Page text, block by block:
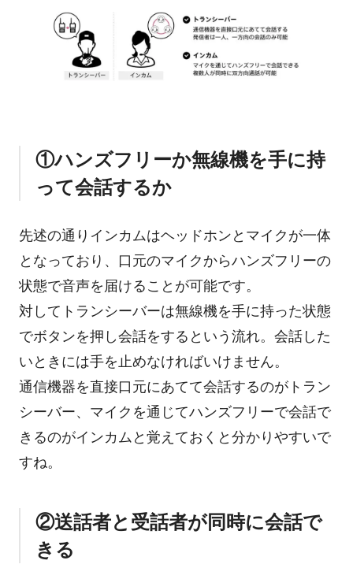
①ハンズフリーか無線機を手に持
って会話するか
先述の通りインカムはヘッドホンとマイクが一体
となっており、口元のマイクからハンズフリーの
状態で音声を届けることが可能です。
対してトランシーバーは無線機を手に持った状態
でボタンを押し会話をするという流れ。会話した
いときには手を止めなければいけません。
通信機器を直接口元にあてて会話するのがトラン
シーバー、マイクを通じてハンズフリーで会話で
きるのがインカムと覚えておくと分かりやすいで
すね。
②送話者と受話者が同時に会話で
きる